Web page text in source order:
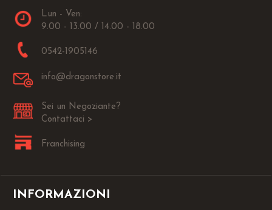
Lun - Ven:
9.00 - 13.00 / 14.00 - 18.00
0542-1905146
info@dragonstore.it
Sei un Negoziante?
Contattaci >
Franchising
INFORMAZIONI